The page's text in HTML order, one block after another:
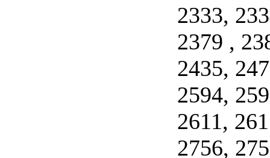
2333,
2379 ,
2435,
2594,
2611,
2756,